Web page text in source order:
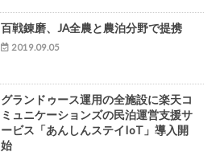
百戦錬磨、JA全農と農泊分野で提携
2019.09.05
グランドゥース運用の全施設に楽天コ
ミュニケーションズの民泊運営支援サ
ービス「あんしんステイIoT」導入開
始